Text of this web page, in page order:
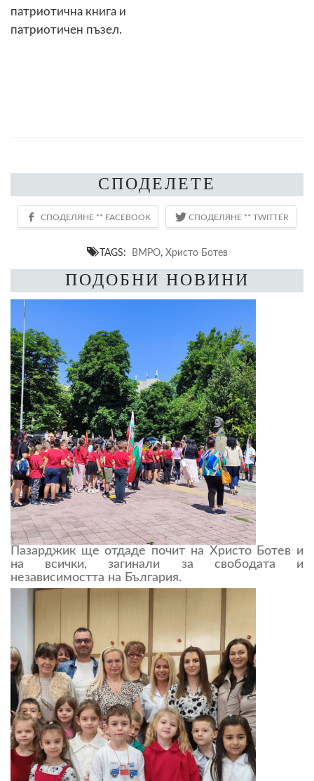
патриотична книга и
патриотичен пъзел.
СПОДЕЛЕТЕ
TAGS: ВМРО, Христо Ботев
ПОДОБНИ НОВИНИ
Пазарджик ще отдаде почит на Христо Ботев и
на всички, загинали за свободата и
независимостта на България.